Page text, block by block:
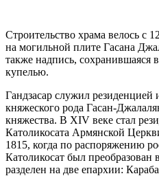
Строительство храма велось с
на могильной плите Гасана
также надпись, сохранившаяся
купелью.
Гандзасар служил
княжеского рода Гасан-
княжества. В ХIV веке стал
Католикосата Армянской
1815, когда по распоряжению
Католикосат был
разделен на две епархии: